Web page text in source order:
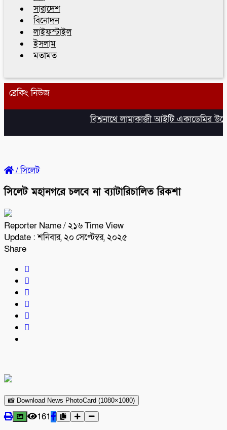
সারাদেশ
বিনোদন
লাইফস্টাইল
ইসলাম
মতামত
ব্রেকিং নিউজ
বিশ্বনাথে লামাকাজী আইটি একাডেমির
/সিলেট
সিলেট মহানগরে চলবে না ব্যাটারিচালিত রিকশা
Reporter Name/ ২১৬ Time View
Update : শনিবার, ২০ সেপ্টেম্বর, ২০২৫
Share
📸 Download News PhotoCard (1080×1080)
161